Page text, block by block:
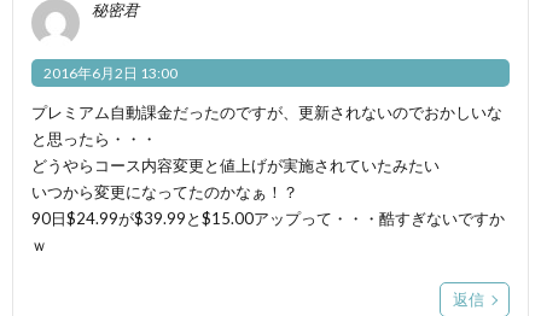
秘密君
2016年6月2日 13:00
プレミアム自動課金だったのですが、更新されないのでおかしいな
と思ったら・・・
どうやらコース内容変更と値上げが実施されていたみたい
いつから変更になってたのかなぁ！？
90日$24.99が$39.99と$15.00アップって・・・酷すぎないですか
ｗ
返信